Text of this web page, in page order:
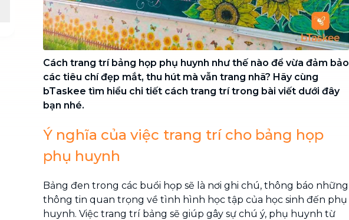
Cách trang trí bảng họp phụ huynh như thế nào để vừa đảm bảo
các tiêu chí đẹp mắt, thu hút mà vẫn trang nhã? Hãy cùng
bTaskee tìm hiểu chi tiết cách trang trí trong bài viết dưới đây
bạn nhé.
Ý nghĩa của việc trang trí cho bảng họp
phụ huynh
Bảng đen trong các buổi họp sẽ là nơi ghi chú, thông báo những
thông tin quan trọng về tình hình học tập của học sinh đến phụ
huynh. Việc trang trí bảng sẽ giúp gây sự chú ý, phụ huynh từ